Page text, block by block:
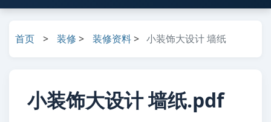
首页 > 装修 > 装修资料> 小装饰大设计 墙纸
小装饰大设计 墙纸.pdf